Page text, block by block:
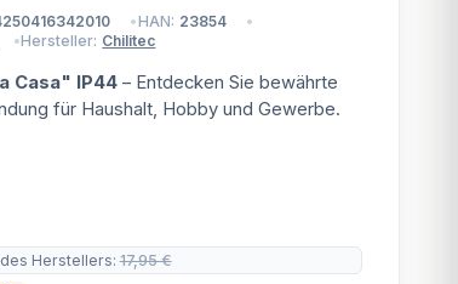
HAN: 23854
Hersteller: Chilitec
Casa" IP44– Entdecken Sie bewährte
für Haushalt, Hobby und Gewerbe.
Herstellers:17,95 €